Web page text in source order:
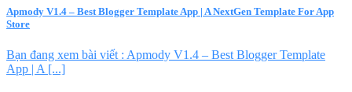
Apmody V1.4 – Best Blogger Template App | A NextGen Template For App
Store
Bạn đang xem bài viết : Apmody V1.4 – Best Blogger Template
App | A [...]